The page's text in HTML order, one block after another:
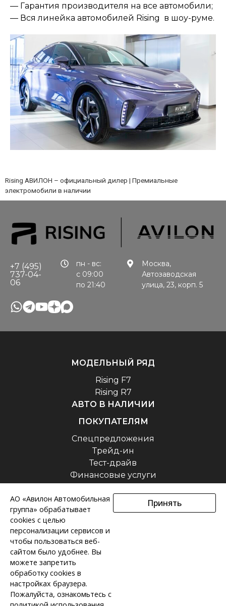
— Гарантия производителя на все автомобили;
— Вся линейка автомобилей Rising в шоу-руме.
Rising АВИЛОН – официальный дилер | Премиальные
электромобили в наличии
+7 (495)
737-04-
06
пн - вс:
с 09:00
по 21:40
Москва,
Автозаводская
улица, 23, корп. 5
МОДЕЛЬНЫЙ РЯД
Rising F7
Rising R7
АВТО В НАЛИЧИИ
ПОКУПАТЕЛЯМ
Спецпредложения
Трейд-ин
Тест-драйв
Финансовые услуги
Сервис
О нас
Новости
Вакансии
Политика конфиденциальности
Фактические характеристики могут быть изменены в любое время
Если вы заинтересованы в нашей модели, пожалуйста, свяжитесь с нами для
АО «Авилон Автомобильная
группа» обрабатывает
cookies с целью
персонализации сервисов и
чтобы пользоваться веб-
сайтом было удобнее. Вы
можете запретить
обработку сookies в
настройках браузера.
Пожалуйста, ознакомьтесь с
Принять